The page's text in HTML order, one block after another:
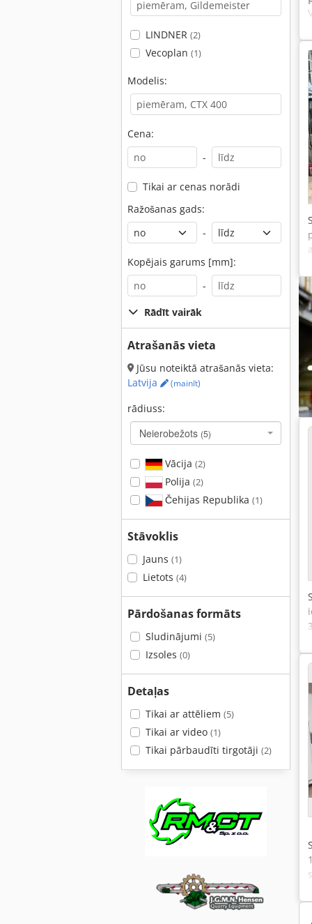
LINDNER (2)
Vecoplan (1)
Modelis:
Cena:
-
Tikai ar cenas norādi
Ražošanas gads:
-
Kopējais garums [mm]:
-
Rādīt vairāk
Atrašanās vieta
Jūsu noteiktā atrašanās vieta:
Latvija
(mainīt)
rādiuss:
Neierobežots (5)
Vācija (2)
Polija (2)
Čehijas Republika (1)
Stāvoklis
Jauns (1)
Lietots (4)
Pārdošanas formāts
Sludinājumi (5)
Izsoles (0)
Detaļas
Tikai ar attēliem (5)
Tikai ar video (1)
Tikai pārbaudīti tirgotāji (2)